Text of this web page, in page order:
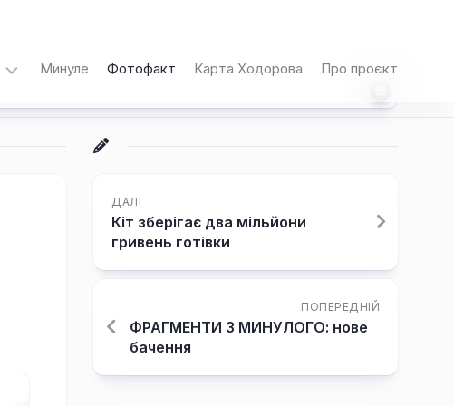
Минуле Фотофакт Карта Ходорова Про проєкт
ДАЛІ
Кіт зберігає два мільйони
гривень готівки
ПОПЕРЕДНІЙ
ФРАГМЕНТИ З МИНУЛОГО: нове
бачення